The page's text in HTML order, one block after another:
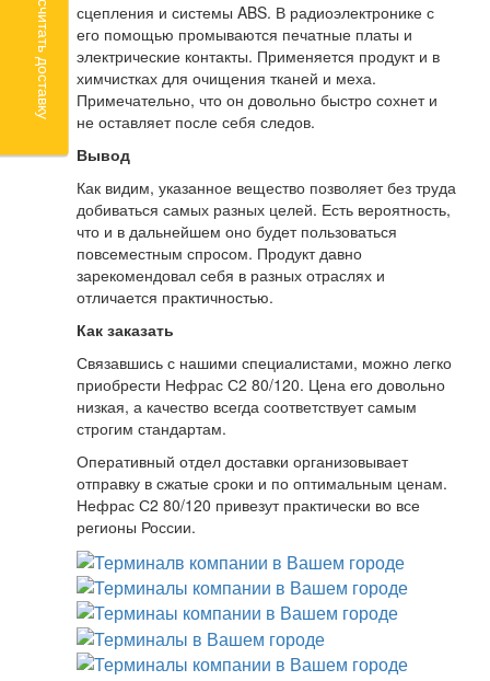
сцепления и системы ABS. В радиоэлектронике с
его помощью промываются печатные платы и
электрические контакты. Применяется продукт и в
химчистках для очищения тканей и меха.
Примечательно, что он довольно быстро сохнет и
не оставляет после себя следов.
Вывод
Как видим, указанное вещество позволяет без труда
добиваться самых разных целей. Есть вероятность,
что и в дальнейшем оно будет пользоваться
повсеместным спросом. Продукт давно
зарекомендовал себя в разных отраслях и
отличается практичностью.
Как заказать
Связавшись с нашими специалистами, можно легко
приобрести Нефрас С2 80/120. Цена его довольно
низкая, а качество всегда соответствует самым
строгим стандартам.
Оперативный отдел доставки организовывает
отправку в сжатые сроки и по оптимальным ценам.
Нефрас С2 80/120 привезут практически во все
регионы России.
Рассчитать доставку